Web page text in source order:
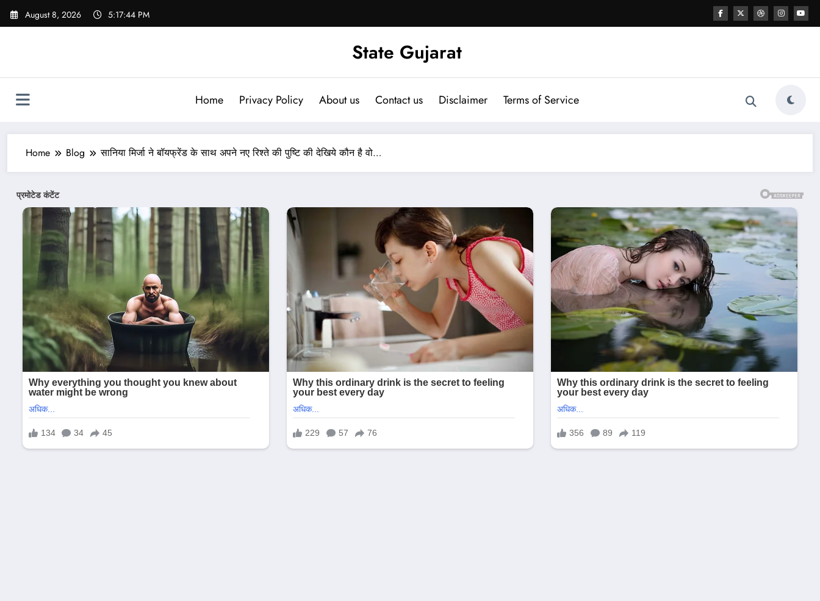
Skip
August 8, 2026 5:17:47 PM
State Gujarat
Home Privacy Policy About us Contact us Disclaimer Terms of Service
Home Blog सानिया मिर्जा ने बॉयफ्रेंड के साथ अपने नए रिश्ते की पुष्टि की देखिये कौन है वो…